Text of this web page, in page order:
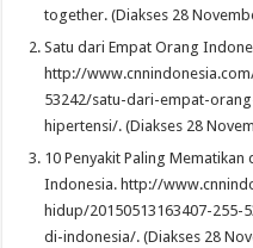
together. (Diakses 28
Satu dari Empat Orang
http://
53242/satu-dari-empat-
hipertensi/. (Diakses 28
10 Penyakit Paling Mematikan
Indonesia. http://
hidup/20150513163407-
di-indonesia/. (Diakses 28